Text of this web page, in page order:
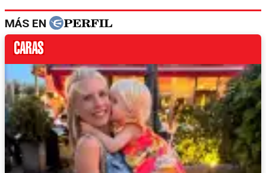
MÁS EN